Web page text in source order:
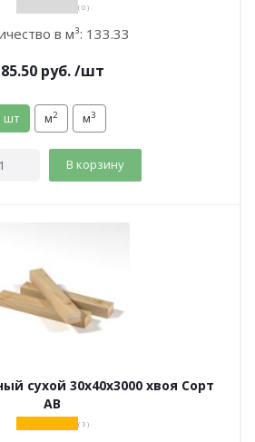
( 0 )
в м³: 133.33
85.50руб. /шт
шт м2 м3
В корзину
сухой 30х40х3000 хвоя Сорт
АВ
( 3 )